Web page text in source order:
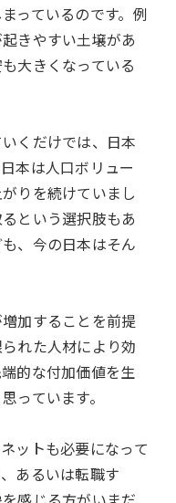
っているのです。例
きやすい土壌があ
大きくなっている
くだけでは、日本
本は人口ボリュー
りを続けていまし
という選択肢もあ
、今の日本はそん
加することを前提
れた人材により効
的な付加価値を生
っています。
ットも必要になって
あるいは転職す